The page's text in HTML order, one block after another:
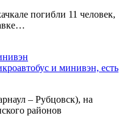
погибли 11 человек,
и минивэн, есть
– Рубцовск), на
районов